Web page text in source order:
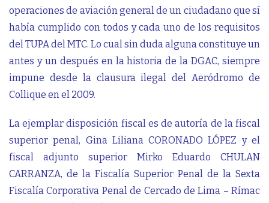
operaciones de aviación general de un ciudadano que sí
había cumplido con todos y cada uno de los requisitos
del TUPA del MTC. Lo cual sin duda alguna constituye un
antes y un después en la historia de la DGAC, siempre
impune desde la clausura ilegal del Aeródromo de
Collique en el 2009.
La ejemplar disposición fiscal es de autoría de la fiscal
superior penal, Gina Liliana CORONADO LÓPEZ y el
fiscal adjunto superior Mirko Eduardo CHULAN
CARRANZA, de la Fiscalía Superior Penal de la Sexta
Fiscalía Corporativa Penal de Cercado de Lima – Rímac